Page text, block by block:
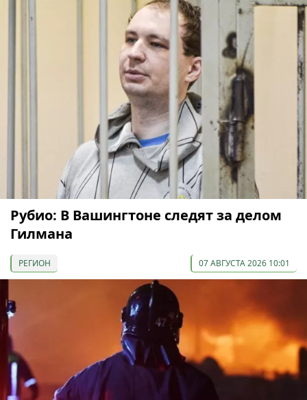
Рубио: В Вашингтоне следят за делом
Гилмана
РЕГИОН 07 АВГУСТА 2026 10:01